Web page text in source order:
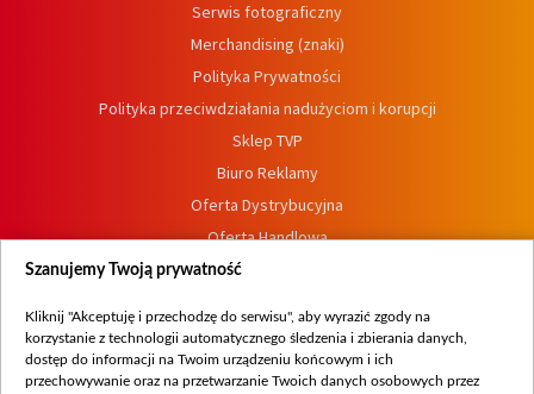
Serwis fotograficzny
Merchandising (znaki)
Polityka Prywatności
Polityka przeciwdziałania nadużyciom i korupcji
Sklep TVP
Biuro Reklamy
Oferta Dystrybucyjna
Oferta Handlowa
Dostępność
Procedura zgłoszeń wewnętrznych
Szanujemy Twoją prywatność
Kliknij "Akceptuję i przechodzę do serwisu", aby wyrazić zgody na
korzystanie z technologii automatycznego śledzenia i zbierania danych,
dostęp do informacji na Twoim urządzeniu końcowym i ich
przechowywanie oraz na przetwarzanie Twoich danych osobowych przez